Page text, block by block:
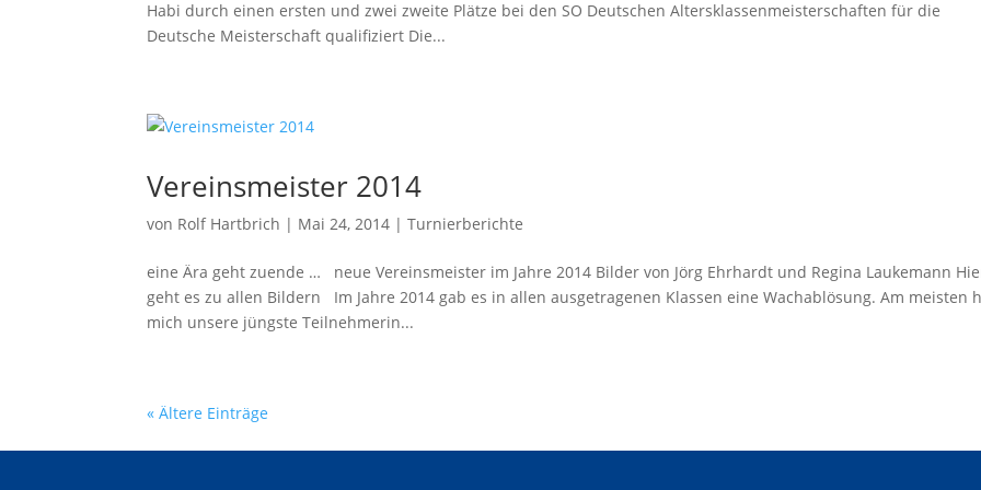
Habi durch einen ersten und zwei zweite Plätze bei den SO Deutschen Altersklassenmeisterschaften für die
Deutsche Meisterschaft qualifiziert Die...
Vereinsmeister 2014
von Rolf Hartbrich | Mai 24, 2014 |Turnierberichte
eine Ära geht zuende … neue Vereinsmeister im Jahre 2014 Bilder von Jörg Ehrhardt und Regina Laukemann
geht es zu allen Bildern Im Jahre 2014 gab es in allen ausgetragenen Klassen eine Wachablösung. Am meisten
mich unsere jüngste Teilnehmerin...
« Ältere Einträge